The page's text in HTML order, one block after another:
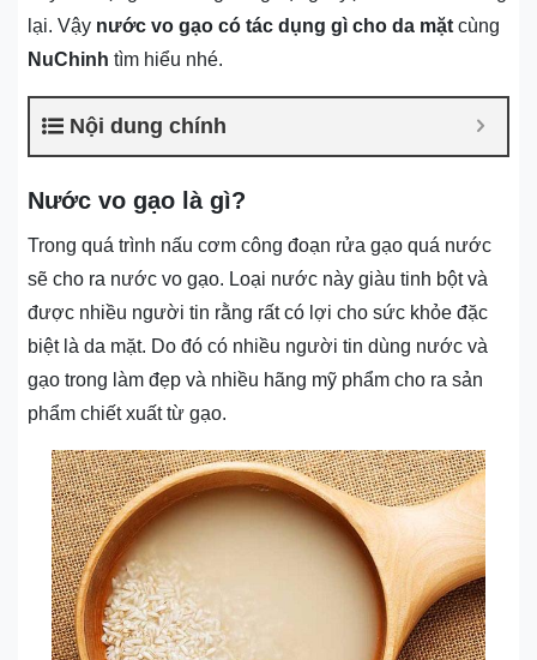
lại. Vậy nước vo gạo có tác dụng gì cho da mặt cùng
NuChinh tìm hiểu nhé.
Nội dung chính
Nước vo gạo là gì?
Trong quá trình nấu cơm công đoạn rửa gạo quá nước
sẽ cho ra nước vo gạo. Loại nước này giàu tinh bột và
được nhiều người tin rằng rất có lợi cho sức khỏe đặc
biệt là da mặt. Do đó có nhiều người tin dùng nước và
gạo trong làm đẹp và nhiều hãng mỹ phẩm cho ra sản
phẩm chiết xuất từ gạo.